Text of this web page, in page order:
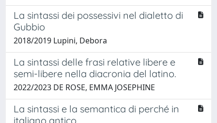
La sintassi dei possessivi nel dialetto di
Gubbio
2018/2019 Lupini, Debora
La sintassi delle frasi relative libere e
semi-libere nella diacronia del latino.
2022/2023 DE ROSE, EMMA JOSEPHINE
La sintassi e la semantica di perché in
italiano antico